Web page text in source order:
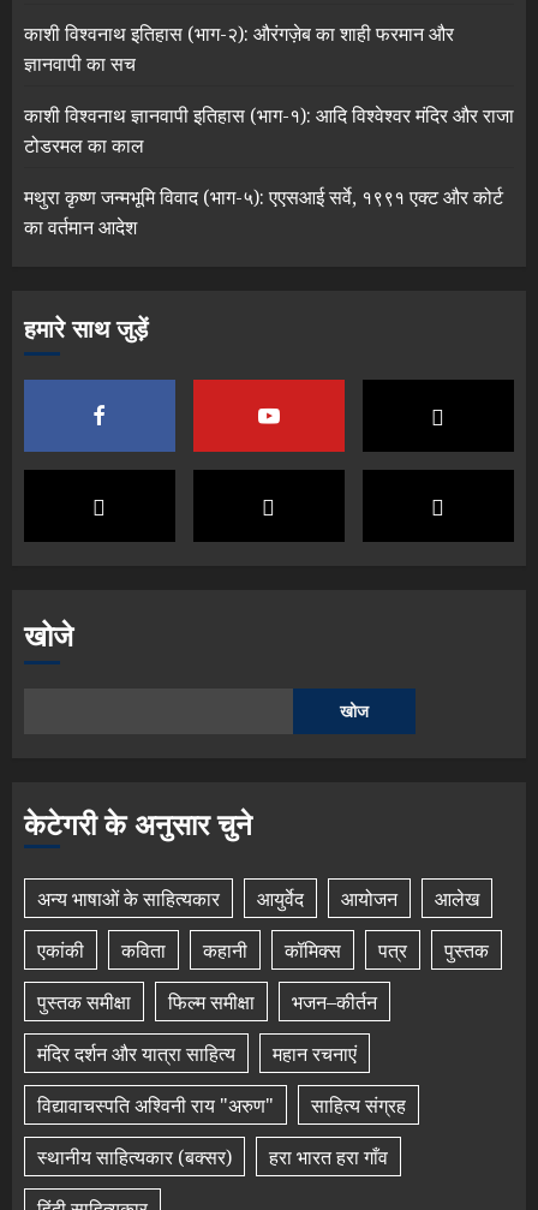
काशी विश्वनाथ इतिहास (भाग-२): औरंगज़ेब का शाही फरमान और
ज्ञानवापी का सच
काशी विश्वनाथ ज्ञानवापी इतिहास (भाग-१): आदि विश्वेश्वर मंदिर और राजा
टोडरमल का काल
मथुरा कृष्ण जन्मभूमि विवाद (भाग-५): एएसआई सर्वे, १९९१ एक्ट और कोर्ट
का वर्तमान आदेश
हमारे साथ जुड़ें
खोजे
खोज
केटेगरी के अनुसार चुने
अन्य भाषाओं के साहित्यकार आयुर्वेद आयोजन
आलेख
एकांकी
कविता कहानी कॉमिक्स पत्र
पुस्तक
पुस्तक समीक्षा
फिल्म समीक्षा
भजन–कीर्तन
मंदिर दर्शन और यात्रा साहित्य
महान रचनाएं
विद्यावाचस्पति अश्विनी राय "अरुण"
साहित्य संग्रह
स्थानीय साहित्यकार (बक्सर)
हरा भारत हरा गाँव